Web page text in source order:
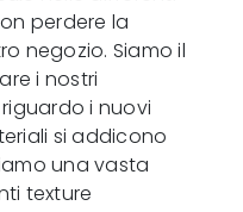
perdere la
negozio. Siamo il
i nostri
i nuovi
si addicono
una vasta
texture